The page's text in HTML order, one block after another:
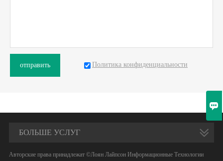
отправить Политика конфиденциальности
БОЛЬШЕ УСЛУГ
Авторские права принадлежат ©Лоян Лайпсон Информационные Технологии
